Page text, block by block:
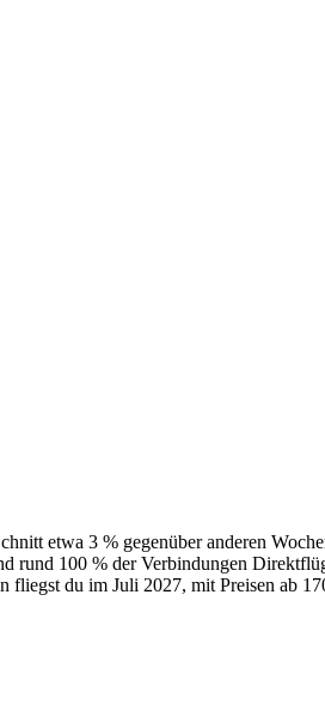
etwa 3 % gegenüber anderen
rund 100 % der Verbindungen
du im Juli 2027, mit Preisen ab